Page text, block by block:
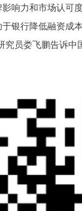
响力和市场认可
银行降低融资成
究员娄飞鹏告诉中